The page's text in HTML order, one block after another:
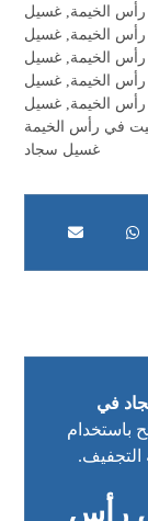
الخيمة غسيل
الخيمة غسيل
الخيمة غسيل
الخيمة غسيل
الخيمة غسيل
في رأس الخيمة
غسيل سجاد
في
باستخدام
التجفيف.
رأس